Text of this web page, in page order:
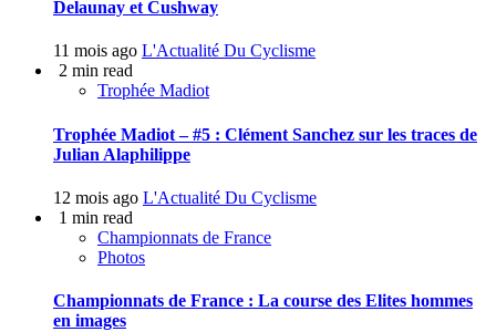
Delaunay et Cushway
11 mois ago L'Actualité Du Cyclisme
2 min read
Trophée Madiot
Trophée Madiot – #5 : Clément Sanchez sur les traces de
Julian Alaphilippe
12 mois ago L'Actualité Du Cyclisme
1 min read
Championnats de France
Photos
Championnats de France : La course des Elites hommes
en images